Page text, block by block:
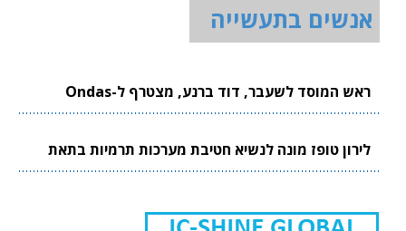
אנשים בתעשייה
ראש המוסד לשעבר, דוד ברנע, מצטרף ל-Ondas
לירון טופז מונה לנשיא חטיבת מערכות תרמיות בתאת